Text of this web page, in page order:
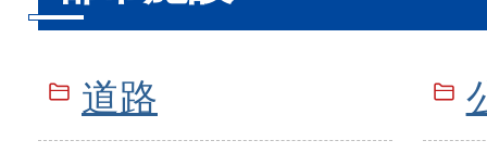
道路